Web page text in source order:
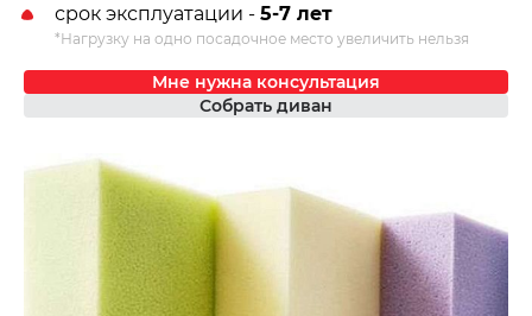
срок эксплуатации - 5-7 лет
*Нагрузку на одно посадочное место увеличить нельзя
Мне нужна консультация
Собрать диван